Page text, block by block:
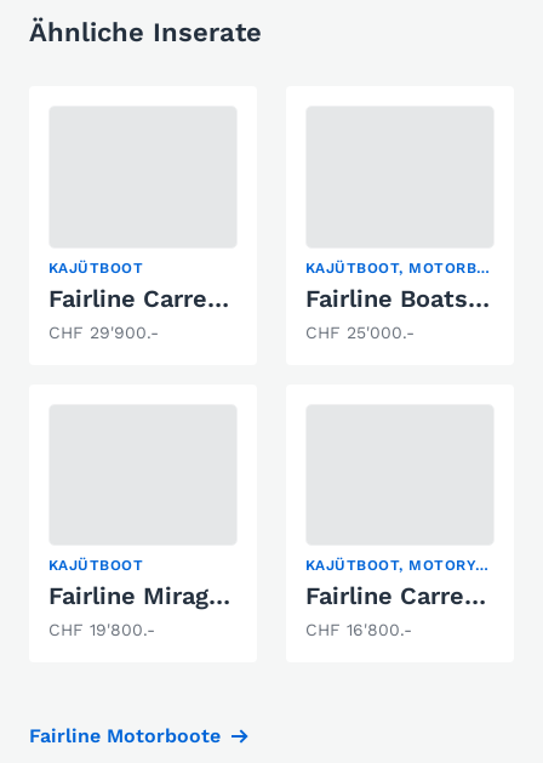
Ähnliche Inserate
KAJÜTBOOT
Fairline Carrera 24
CHF 29'900.-
KAJÜTBOOT, MOTORBOOT-KLASSIKER, MOTORYACHT
Fairline Boats Targa 33
CHF 25'000.-
KAJÜTBOOT
Fairline Mirage 29
CHF 19'800.-
KAJÜTBOOT, MOTORYACHT, SPORTBOOT
Fairline Carrera 24
CHF 16'800.-
Fairline Motorboote